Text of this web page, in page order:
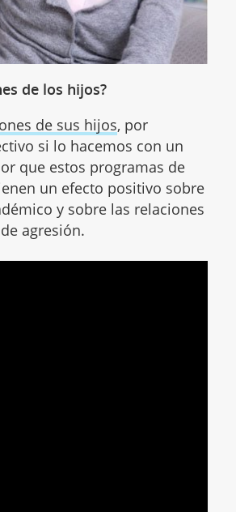
de los hijos?
de sus hijos, por
si lo hacemos con un
que estos programas de
un efecto positivo sobre
y sobre las relaciones
agresión.